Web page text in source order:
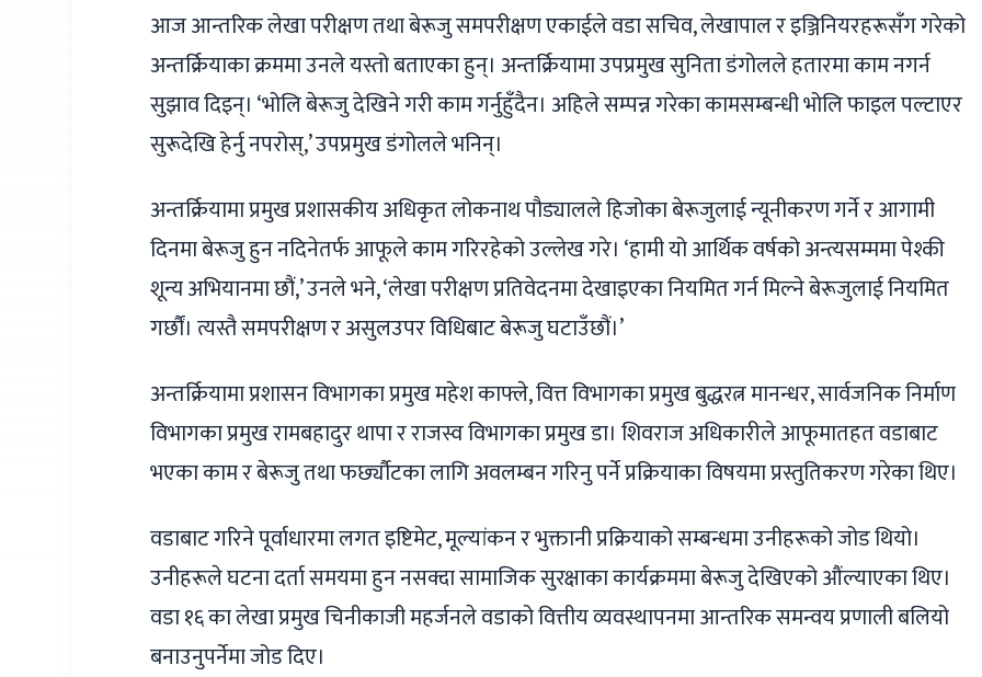
आज आन्तरिक लेखा परीक्षण तथा बेरूजु समपरीक्षण एकाईले वडा सचिव, लेखापाल र इञ्जिनियरहरूसँग गरेको
अन्तर्क्रियाका क्रममा उनले यस्तो बताएका हुन्। अन्तर्क्रियामा उपप्रमुख सुनिता डंगोलले हतारमा काम नगर्न
सुझाव दिइन्। ‘भोलि बेरूजु देखिने गरी काम गर्नुहुँदैन। अहिले सम्पन्न गरेका कामसम्बन्धी भोलि फाइल पल्टाएर
सुरूदेखि हेर्नु नपरोस्,’ उपप्रमुख डंगोलले भनिन्।
अन्तर्क्रियामा प्रमुख प्रशासकीय अधिकृत लोकनाथ पौड्यालले हिजोका बेरूजुलाई न्यूनीकरण गर्ने र आगामी
दिनमा बेरूजु हुन नदिनेतर्फ आफूले काम गरिरहेको उल्लेख गरे। ‘हामी यो आर्थिक वर्षको अन्त्यसम्ममा पेश्की
शून्य अभियानमा छौं,’ उनले भने, ‘लेखा परीक्षण प्रतिवेदनमा देखाइएका नियमित गर्न मिल्ने बेरूजुलाई नियमित
गर्छौं। त्यस्तै समपरीक्षण र असुलउपर विधिबाट बेरूजु घटाउँछौं।’
अन्तर्क्रियामा प्रशासन विभागका प्रमुख महेश काफ्ले, वित्त विभागका प्रमुख बुद्धरत्न मानन्धर, सार्वजनिक निर्माण
विभागका प्रमुख रामबहादुर थापा र राजस्व विभागका प्रमुख डा। शिवराज अधिकारीले आफूमातहत वडाबाट
भएका काम र बेरूजु तथा फर्छ्यौटका लागि अवलम्बन गरिनु पर्ने प्रक्रियाका विषयमा प्रस्तुतिकरण गरेका थिए।
वडाबाट गरिने पूर्वाधारमा लगत इष्टिमेट, मूल्यांकन र भुक्तानी प्रक्रियाको सम्बन्धमा उनीहरूको जोड थियो।
उनीहरूले घटना दर्ता समयमा हुन नसक्दा सामाजिक सुरक्षाका कार्यक्रममा बेरूजु देखिएको औंल्याएका थिए।
वडा १६ का लेखा प्रमुख चिनीकाजी महर्जनले वडाको वित्तीय व्यवस्थापनमा आन्तरिक समन्वय प्रणाली बलियो
बनाउनुपर्नेमा जोड दिए।